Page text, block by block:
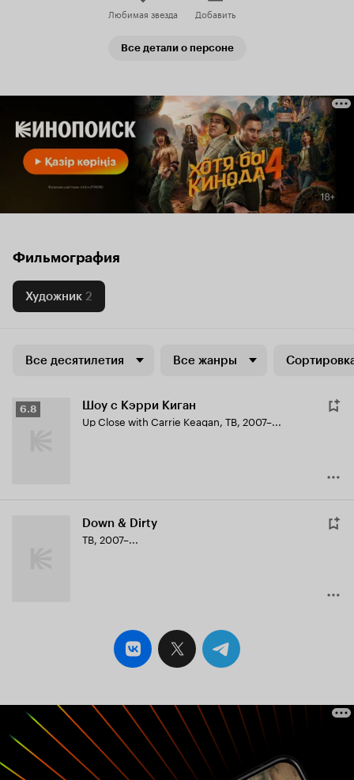
Любимая звезда Добавить
Все детали о персоне
Фильмография
Художник 2
Все десятилетия Все жанры
Рейтинг
6.8 Шоу с Кэрри Киган
Up Close with Carrie Keagan, ТВ, 2007–...
Down & Dirty
ТВ, 2007–...